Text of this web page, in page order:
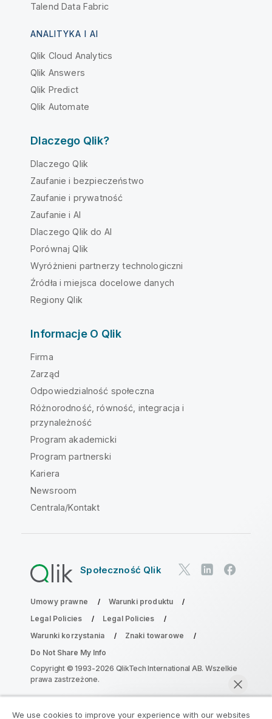
Talend Data Fabric
ANALITYKA I AI
Qlik Cloud Analytics
Qlik Answers
Qlik Predict
Qlik Automate
Dlaczego Qlik?
Dlaczego Qlik
Zaufanie i bezpieczeństwo
Zaufanie i prywatność
Zaufanie i AI
Dlaczego Qlik do AI
Porównaj Qlik
Wyróżnieni partnerzy technologiczni
Źródła i miejsca docelowe danych
Regiony Qlik
Informacje O Qlik
Firma
Zarząd
Odpowiedzialność społeczna
Różnorodność, równość, integracja i
przynależność
Program akademicki
Program partnerski
Kariera
Newsroom
Centrala/Kontakt
Społeczność Qlik
Umowy prawne
Warunki produktu
Legal Policies
Legal Policies
Warunki korzystania
Znaki towarowe
Do Not Share My Info
Copyright © 1993-2026 QlikTech International AB. Wszelkie
prawa zastrzeżone.
We use cookies to improve your experience with our websites